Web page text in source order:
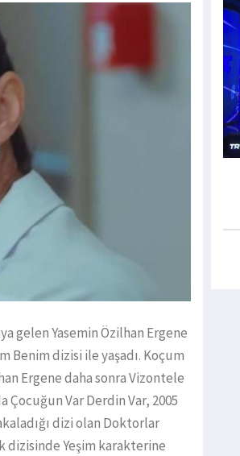
gelen Yasemin Özilhan Ergene
Benim dizisi ile yaşadı. Koçum
Ergene daha sonra Vizontele
Çocuğun Var Derdin Var, 2005
dizi olan Doktorlar
dizisinde Yeşim karakterine